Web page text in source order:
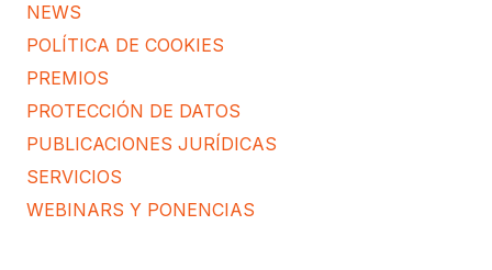
NEWS
POLÍTICA DE COOKIES
PREMIOS
PROTECCIÓN DE DATOS
PUBLICACIONES JURÍDICAS
SERVICIOS
WEBINARS Y PONENCIAS